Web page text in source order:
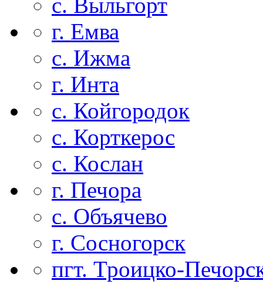
с. Выльгорт
г. Емва
с. Ижма
г. Инта
с. Койгородок
с. Корткерос
с. Кослан
г. Печора
с. Объячево
г. Сосногорск
пгт. Троицко-